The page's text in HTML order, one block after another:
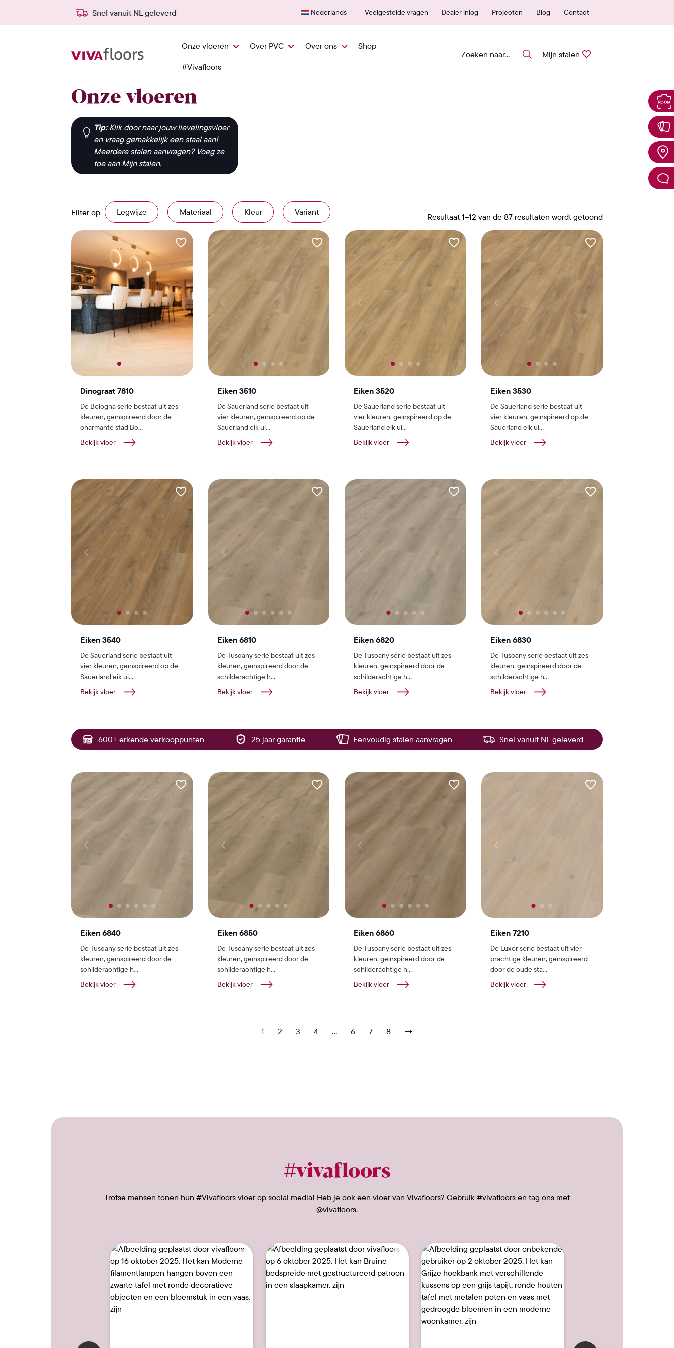
Snel vanuit NL geleverd 600+ erkende verkooppunten 25 jaar garantie
Nederlands Veelgestelde vragen Dealer inlog Projecten Blog Contact
Onze vloeren Over PVC Over ons Shop
#Vivafloors
Mijn stalen
Onze vloeren
Tip:Klik door naar jouw lievelingsvloer
en vraag gemakkelijk een staal aan!
Meerdere stalen aanvragen? Voeg ze
toe aan Mijn stalen.
Filter op Legwijze Materiaal Kleur Variant
Resultaat 1–12 van de 87 resultaten wordt getoond
Dinograat 7810
De Bologna serie bestaat uit zes
kleuren, geïnspireerd door de
charmante stad Bo...
Bekijk vloer
Eiken 3510
De Sauerland serie bestaat uit
vier kleuren, geïnspireerd op de
Sauerland eik ui...
Bekijk vloer
Eiken 3520
De Sauerland serie bestaat uit
vier kleuren, geïnspireerd op de
Sauerland eik ui...
Bekijk vloer
Eiken 3530
De Sauerland serie bestaat uit
vier kleuren, geïnspireerd op de
Sauerland eik ui...
Bekijk vloer
Eiken 3540
De Sauerland serie bestaat uit
vier kleuren, geïnspireerd op de
Sauerland eik ui...
Bekijk vloer
Eiken 6810
De Tuscany serie bestaat uit zes
kleuren, geïnspireerd door de
schilderachtige h...
Bekijk vloer
Eiken 6820
De Tuscany serie bestaat uit zes
kleuren, geïnspireerd door de
schilderachtige h...
Bekijk vloer
Eiken 6830
De Tuscany serie bestaat uit zes
kleuren, geïnspireerd door de
schilderachtige h...
Bekijk vloer
600+ erkende verkooppunten 25 jaar garantie Eenvoudig stalen aanvragen Snel vanuit NL geleverd
Eiken 6840
De Tuscany serie bestaat uit zes
kleuren, geïnspireerd door de
schilderachtige h...
Bekijk vloer
Eiken 6850
De Tuscany serie bestaat uit zes
kleuren, geïnspireerd door de
schilderachtige h...
Bekijk vloer
Eiken 6860
De Tuscany serie bestaat uit zes
kleuren, geïnspireerd door de
schilderachtige h...
Bekijk vloer
Eiken 7210
De Luxor serie bestaat uit vier
prachtige kleuren, geïnspireerd
door de oude sta...
Bekijk vloer
1 2 3 4 … 6 7 8 →
#vivafloors
Trotse mensen tonen hun #Vivafloors vloer op social media! Heb je ook een vloer van Vivafloors? Gebruik #vivafloors en tag ons met
@vivafloors.